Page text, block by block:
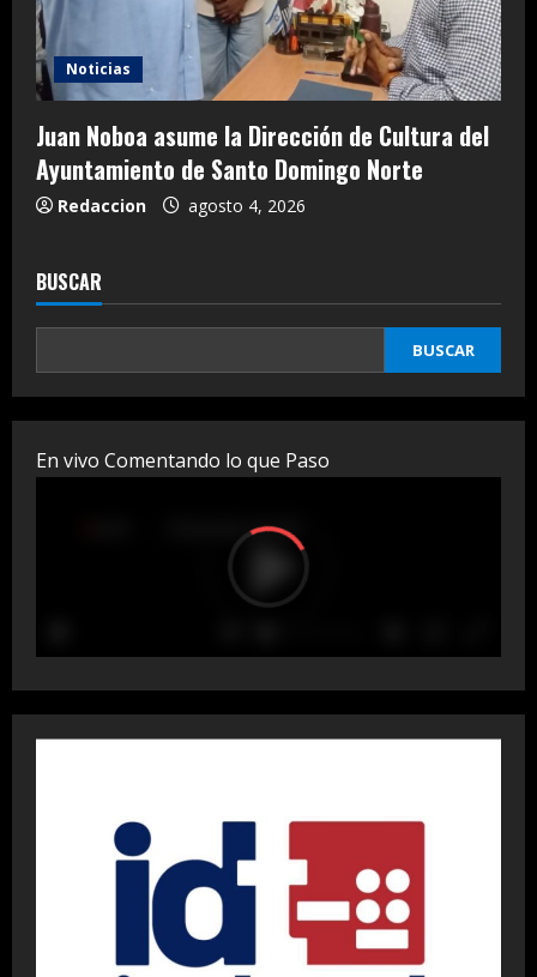
Noticias
Juan Noboa asume la Dirección de Cultura del
Ayuntamiento de Santo Domingo Norte
Redaccion agosto 4, 2026
BUSCAR
BUSCAR
En vivo Comentando lo que Paso